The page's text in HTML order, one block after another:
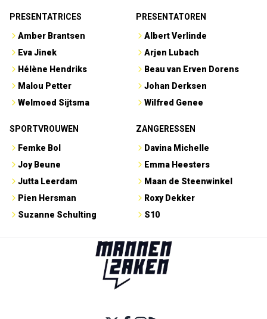
PRESENTATRICES
Amber Brantsen
Eva Jinek
Hélène Hendriks
Malou Petter
Welmoed Sijtsma
PRESENTATOREN
Albert Verlinde
Arjen Lubach
Beau van Erven Dorens
Johan Derksen
Wilfred Genee
SPORTVROUWEN
Femke Bol
Joy Beune
Jutta Leerdam
Pien Hersman
Suzanne Schulting
ZANGERESSEN
Davina Michelle
Emma Heesters
Maan de Steenwinkel
Roxy Dekker
S10